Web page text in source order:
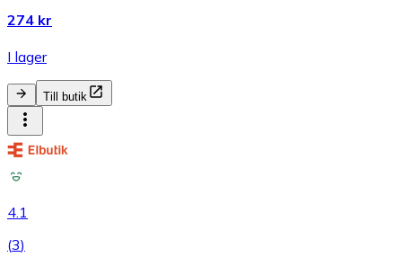
274 kr
I lager
Till butik
4.1
(3)